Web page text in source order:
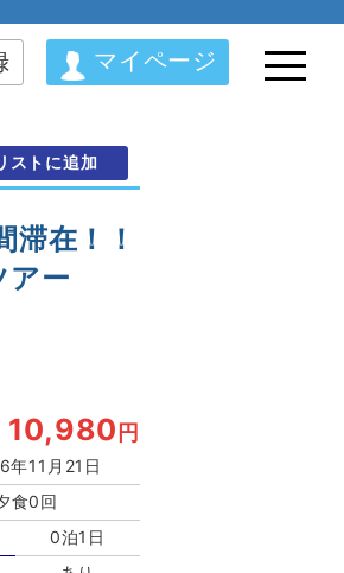
マイページ
ストに追加
在！！
ー
10,980 円
11月21日
食0回
0泊1日